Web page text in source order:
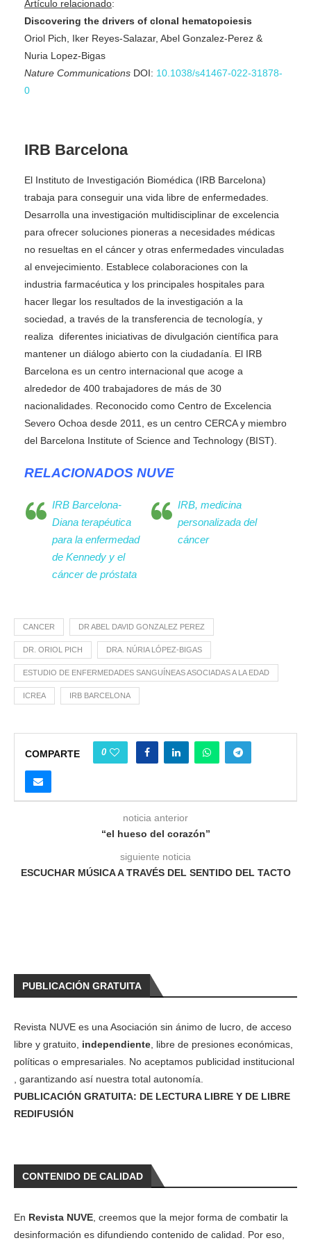
Artículo relacionado:
Discovering the drivers of clonal hematopoiesis
Oriol Pich, Iker Reyes-Salazar, Abel Gonzalez-Perez &
Nuria Lopez-Bigas
Nature Communications DOI: 10.1038/s41467-022-31878-
0
IRB Barcelona
El Instituto de Investigación Biomédica (IRB Barcelona)
trabaja para conseguir una vida libre de enfermedades.
Desarrolla una investigación multidisciplinar de excelencia
para ofrecer soluciones pioneras a necesidades médicas
no resueltas en el cáncer y otras enfermedades vinculadas
al envejecimiento. Establece colaboraciones con la
industria farmacéutica y los principales hospitales para
hacer llegar los resultados de la investigación a la
sociedad, a través de la transferencia de tecnología, y
realiza diferentes iniciativas de divulgación científica para
mantener un diálogo abierto con la ciudadanía. El IRB
Barcelona es un centro internacional que acoge a
alrededor de 400 trabajadores de más de 30
nacionalidades. Reconocido como Centro de Excelencia
Severo Ochoa desde 2011, es un centro CERCA y miembro
del Barcelona Institute of Science and Technology (BIST).
RELACIONADOS NUVE
IRB Barcelona-
Diana terapéutica
para la enfermedad
de Kennedy y el
cáncer de próstata
IRB, medicina
personalizada del
cáncer
CANCER DR ABEL DAVID GONZALEZ PEREZ
DR. ORIOL PICH DRA. NÚRIA LÓPEZ-BIGAS
ESTUDIO DE ENFERMEDADES SANGUÍNEAS ASOCIADAS A LA EDAD
ICREA IRB BARCELONA
COMPARTE 0
noticia anterior
“el hueso del corazón”
siguiente noticia
ESCUCHAR MÚSICA A TRAVÉS DEL SENTIDO DEL TACTO
PUBLICACIÓN GRATUITA
Revista NUVE es una Asociación sin ánimo de lucro, de acceso
libre y gratuito, independiente , libre de presiones económicas,
políticas o empresariales. No aceptamos publicidad institucional
, garantizando así nuestra total autonomía.
PUBLICACIÓN GRATUITA: DE LECTURA LIBRE Y DE LIBRE
REDIFUSIÓN
CONTENIDO DE CALIDAD
En Revista NUVE , creemos que la mejor forma de combatir la
desinformación es difundiendo contenido de calidad. Por eso,